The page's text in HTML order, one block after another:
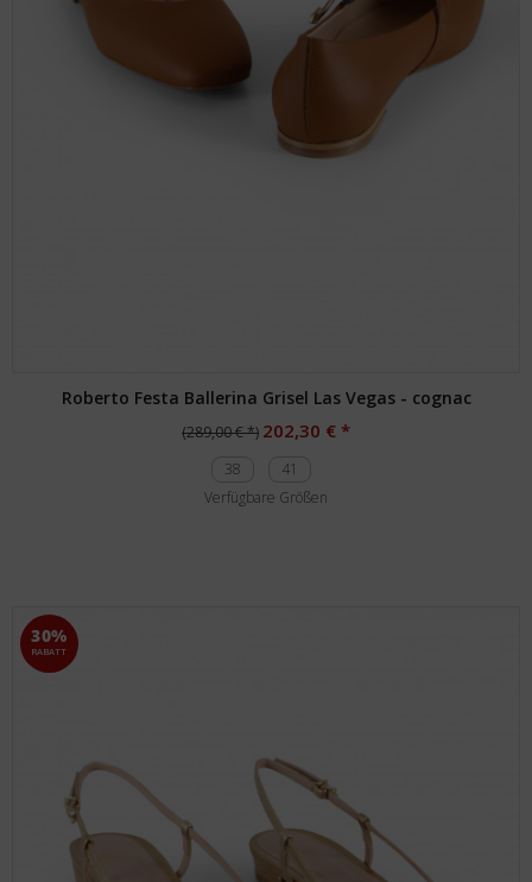
Roberto Festa Ballerina Grisel Las Vegas - cognac
(289,00 € *) 202,30 € *
38
41
Verfügbare Größen
30%
RABATT